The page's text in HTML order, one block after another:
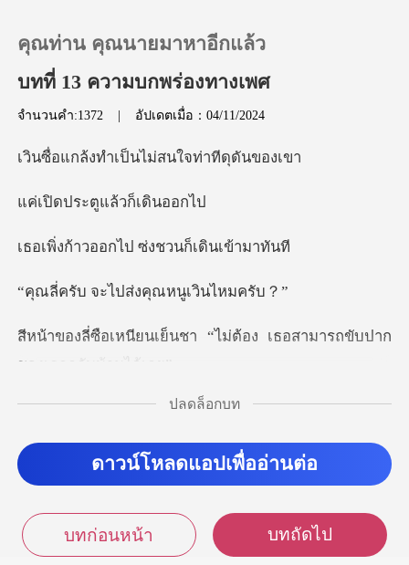
ประวัติการอ่าน
ออกจากระบบ
คุณท่าน คุณนายมาหาอีกแล้ว
บทที่ 13 ความบกพร่องทางเพศ
จำนวนคำ:1372 | อัปเดตเมื่อ：04/11/2024
ำเป็นไม่สนใจท่
ะตูแล้วก็
อกไป ซ่งชวนก็
จะไปส่งคุณหน
นชา “ไม่ต้อง เธอสามารถขั
…
.
อขนมหวานและเค
ปลดล็อกบท
ดาวน์โหลดแอปเพื่ออ่านต่อ
บทก่อนหน้า บทถัดไป